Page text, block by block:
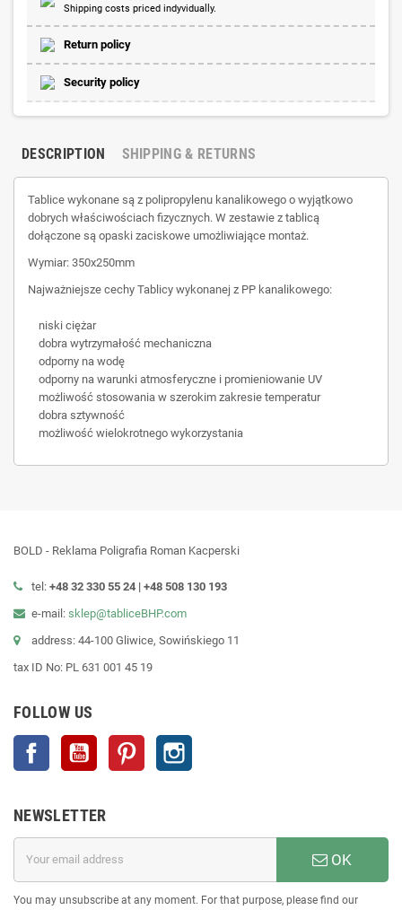
Shipping costs priced indyvidually.
Return policy
Security policy
DESCRIPTION SHIPPING & RETURNS
Tablice wykonane są z polipropylenu kanalikowego o wyjątkowo
dobrych właściwościach fizycznych. W zestawie z tablicą
dołączone są opaski zaciskowe umożliwiające montaż.
Wymiar: 350x250mm
Najważniejsze cechy Tablicy wykonanej z PP kanalikowego:
niski ciężar
dobra wytrzymałość mechaniczna
odporny na wodę
odporny na warunki atmosferyczne i promieniowanie UV
możliwość stosowania w szerokim zakresie temperatur
dobra sztywność
możliwość wielokrotnego wykorzystania
BOLD - Reklama Poligrafia Roman Kacperski
tel: +48 32 330 55 24 | +48 508 130 193
e-mail: sklep@tabliceBHP.com
address: 44-100 Gliwice, Sowińskiego 11
tax ID No: PL 631 001 45 19
FOLLOW US
Facebook YouTube Pinterest
NEWSLETTER
OK
You may unsubscribe at any moment. For that purpose, please find our